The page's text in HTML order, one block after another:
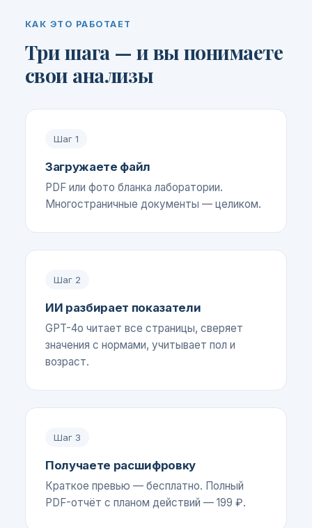
КАК ЭТО РАБОТАЕТ
Три шага — и вы понимаете
свои анализы
Шаг 1
Загружаете файл
PDF или фото бланка лаборатории.
Многостраничные документы — целиком.
Шаг 2
ИИ разбирает показатели
GPT-4o читает все страницы, сверяет
значения с нормами, учитывает пол и
возраст.
Шаг 3
Получаете расшифровку
Краткое превью — бесплатно. Полный
PDF-отчёт с планом действий — 199 ₽.